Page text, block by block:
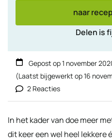
naar
Delen is
Gepost op1 november
(Laatst bijgewerkt op16
2 Reacties
In het kader van doe meer
dit keer een wel heel lekkere